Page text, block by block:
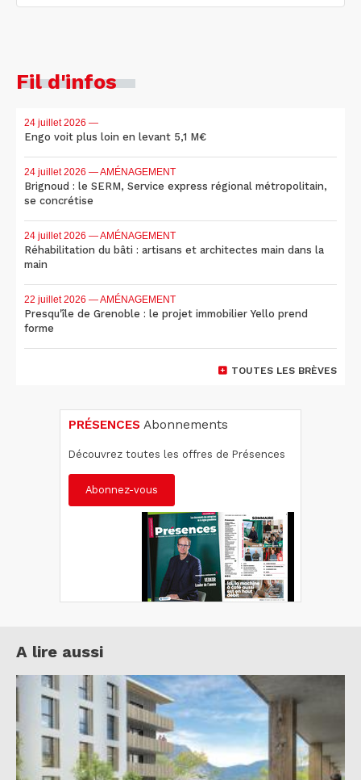
Fil d'infos
24 juillet 2026 —
Engo voit plus loin en levant 5,1 M€
24 juillet 2026 — AMÉNAGEMENT
Brignoud : le SERM, Service express régional métropolitain,
se concrétise
24 juillet 2026 — AMÉNAGEMENT
Réhabilitation du bâti : artisans et architectes main dans la
main
22 juillet 2026 — AMÉNAGEMENT
Presqu'île de Grenoble : le projet immobilier Yello prend
forme
TOUTES LES BRÈVES
PRÉSENCES Abonnements
Découvrez toutes les offres de Présences
Abonnez-vous
A lire aussi